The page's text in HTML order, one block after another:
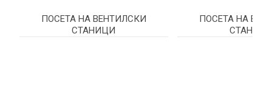
ПОСЕТА НА ВЕНТИЛСКИ
СТАНИЦИ
ПОСЕТА НА